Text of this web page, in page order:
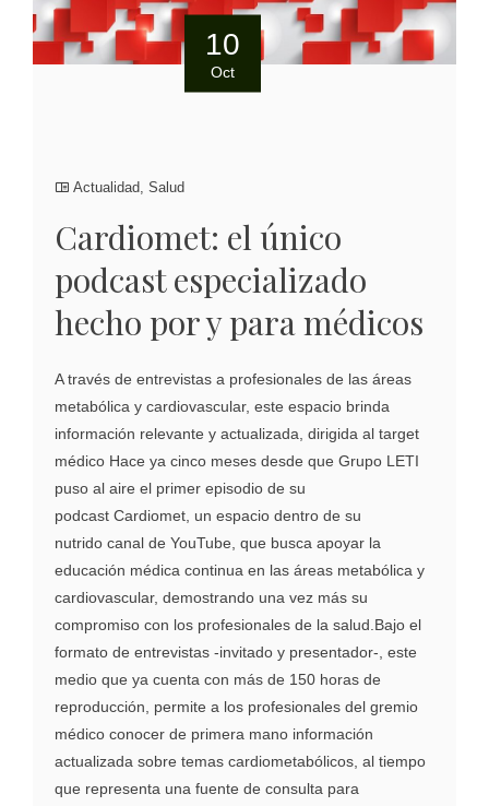
10
Oct
Actualidad, Salud
Cardiomet: el único
podcast especializado
hecho por y para médicos
A través de entrevistas a profesionales de las áreas
metabólica y cardiovascular, este espacio brinda
información relevante y actualizada, dirigida al target
médico Hace ya cinco meses desde que Grupo LETI
puso al aire el primer episodio de su
podcast Cardiomet, un espacio dentro de su
nutrido canal de YouTube, que busca apoyar la
educación médica continua en las áreas metabólica y
cardiovascular, demostrando una vez más su
compromiso con los profesionales de la salud.Bajo el
formato de entrevistas -invitado y presentador-, este
medio que ya cuenta con más de 150 horas de
reproducción, permite a los profesionales del gremio
médico conocer de primera mano información
actualizada sobre temas cardiometabólicos, al tiempo
que representa una fuente de consulta para